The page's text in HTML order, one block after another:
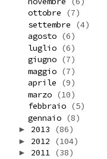
ottobre
(7)
settembre
(4)
agosto (6)
luglio (6)
giugno (7)
maggio (7)
aprile
(9)
marzo (10)
febbraio (5)
gennaio (8)
► 2013 (86)
► 2012 (104)
► 2011 (38)